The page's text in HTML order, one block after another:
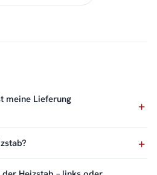
meine Lieferung